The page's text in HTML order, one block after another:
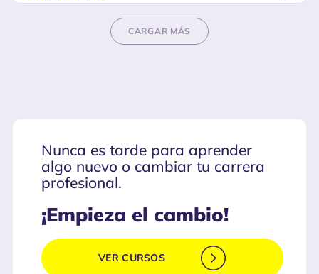
CARGAR MÁS
Nunca es tarde para aprender
algo nuevo o cambiar tu carrera
profesional.
¡Empieza el cambio!
VER CURSOS